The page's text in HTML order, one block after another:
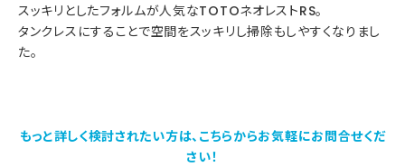
スッキリとしたフォルムが人気なTOTOネオレストRS。
タンクレスにすることで空間をスッキリし掃除もしやすくなりまし
た。
もっと詳しく検討されたい方は、こちらからお気軽にお問合せくだ
さい！